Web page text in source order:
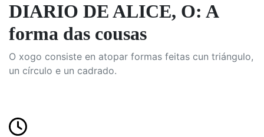
DIARIO DE ALICE, O: A
forma das cousas
O xogo consiste en atopar formas feitas cun triángulo,
un círculo e un cadrado.